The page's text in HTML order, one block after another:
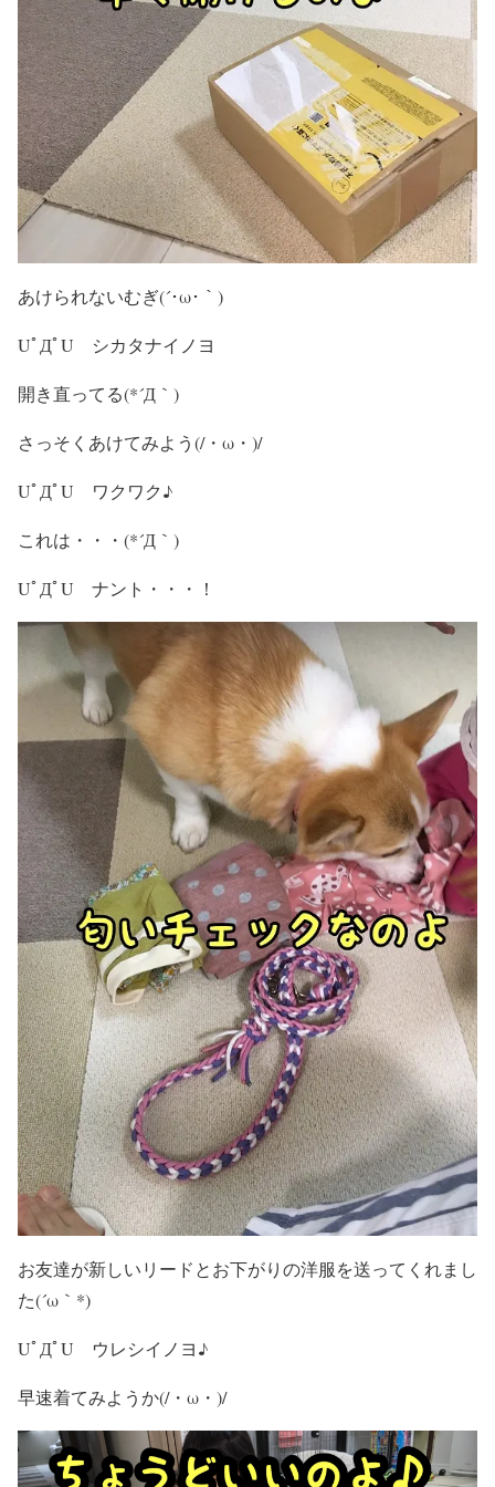
あけられないむぎ(´･ω･｀)
UﾟДﾟU シカタナイノヨ
開き直ってる(*´Д｀)
さっそくあけてみよう(/・ω・)/
UﾟДﾟU ワクワク♪
これは・・・(*´Д｀)
UﾟДﾟU ナント・・・！
お友達が新しいリードとお下がりの洋服を送ってくれまし
た(´ω｀*)
UﾟДﾟU ウレシイノヨ♪
早速着てみようか(/・ω・)/